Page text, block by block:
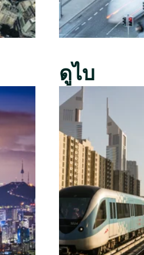
ดูไบ